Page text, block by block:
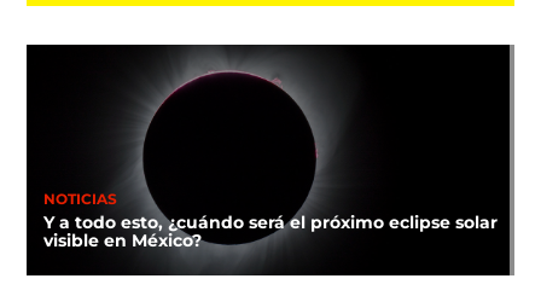
NOTICIAS
Y a todo esto, ¿cuándo será el próximo eclipse solar
visible en México?